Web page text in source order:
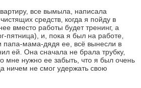
все вымыла, написала
средств, когда я пойду в
вместо работы будет тренинг, а
пятница), и, пока я был на работе,
папа-мама-дядя ее, всё вынесли в
ей. Она сначала не брала трубку,
мне нужно ее забыть, что я был очень
ничем не смог удержать свою